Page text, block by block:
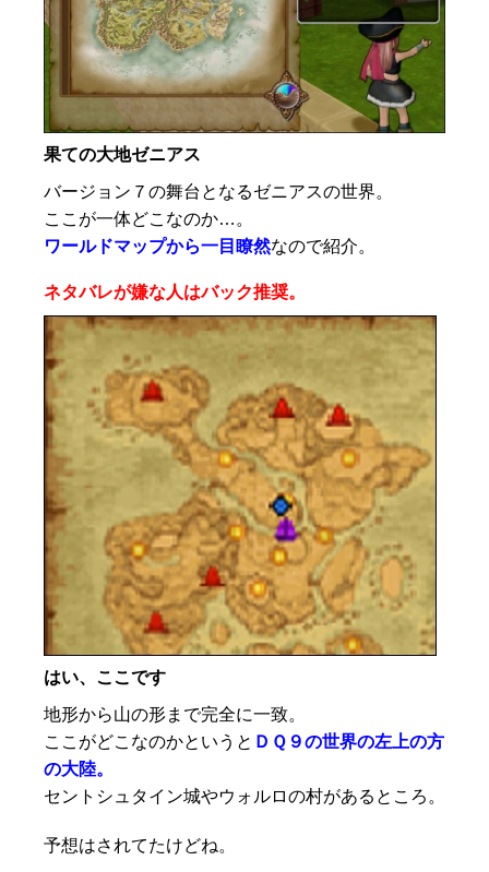
果ての大地ゼニアス
バージョン７の舞台となるゼニアスの世界。
ここが一体どこなのか…。
ワールドマップから一目瞭然なので紹介。
ネタバレが嫌な人はバック推奨。
はい、ここです
地形から山の形まで完全に一致。
ここがどこなのかというと ＤＱ９の世界の左上の方
の大陸。
セントシュタイン城やウォルロの村があるところ。
予想はされてたけどね。